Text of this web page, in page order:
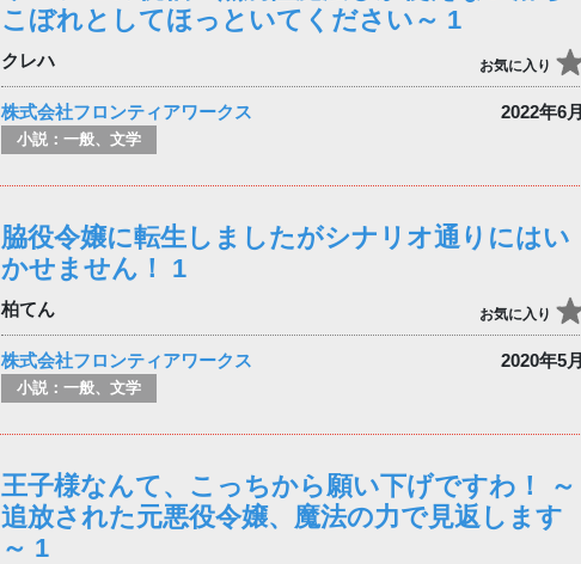
こぼれとしてほっといてください～ 1
クレハ お気に入り
株式会社フロンティアワークス 2022年6月
小説：一般、文学
脇役令嬢に転生しましたがシナリオ通りにはい
かせません！ 1
柏てん お気に入り
株式会社フロンティアワークス 2020年5月
小説：一般、文学
王子様なんて、こっちから願い下げですわ！ ～
追放された元悪役令嬢、魔法の力で見返します
～ 1